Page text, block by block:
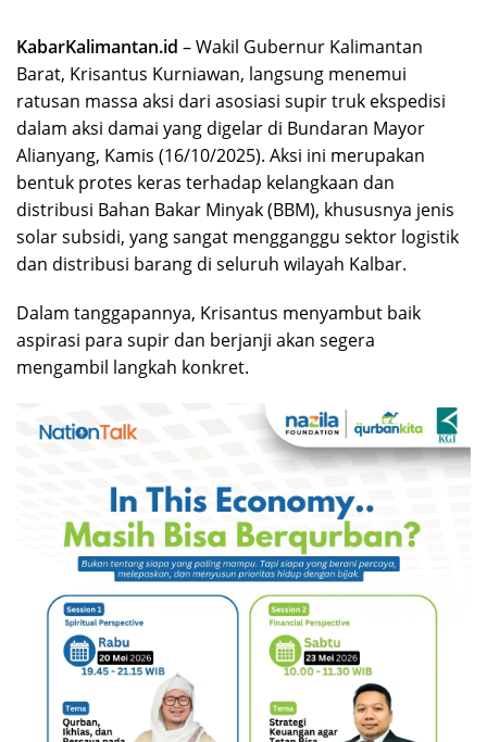
KabarKalimantan.id – Wakil Gubernur Kalimantan
Barat, Krisantus Kurniawan, langsung menemui
ratusan massa aksi dari asosiasi supir truk ekspedisi
dalam aksi damai yang digelar di Bundaran Mayor
Alianyang, Kamis (16/10/2025). Aksi ini merupakan
bentuk protes keras terhadap kelangkaan dan
distribusi Bahan Bakar Minyak (BBM), khususnya jenis
solar subsidi, yang sangat mengganggu sektor logistik
dan distribusi barang di seluruh wilayah Kalbar.
Dalam tanggapannya, Krisantus menyambut baik
aspirasi para supir dan berjanji akan segera
mengambil langkah konkret.